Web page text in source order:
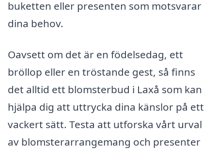
buketten eller presenten som motsvarar
dina behov.
Oavsett om det är en födelsedag, ett
bröllop eller en tröstande gest, så finns
det alltid ett blomsterbud i Laxå som kan
hjälpa dig att uttrycka dina känslor på ett
vackert sätt. Testa att utforska vårt urval
av blomsterarrangemang och presenter